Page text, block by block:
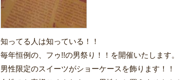
知ってる人は知っている！！
毎年恒例の、フゥ!!の男祭り！！を開催いたします。
男性限定のスイーツがショーケースを飾ります！！